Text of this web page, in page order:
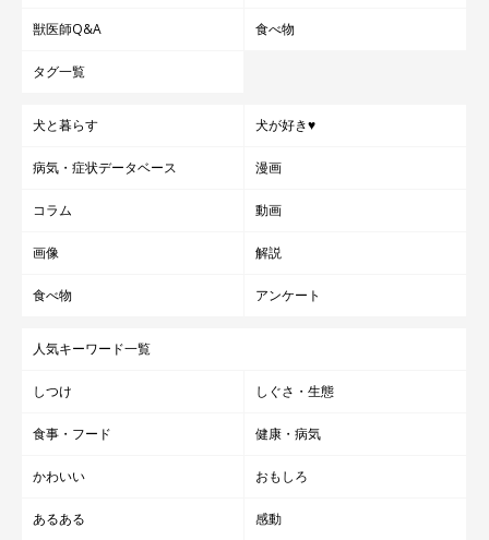
獣医師Q&A 食べ物
タグ一覧
犬と暮らす 犬が好き♥
病気・症状データベース 漫画
コラム 動画
画像 解説
食べ物 アンケート
人気キーワード一覧
しつけ しぐさ・生態
食事・フード 健康・病気
かわいい おもしろ
あるある 感動